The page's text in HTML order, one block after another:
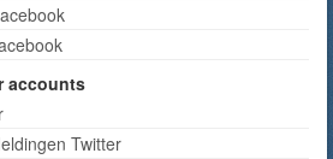
accounts
Twitter